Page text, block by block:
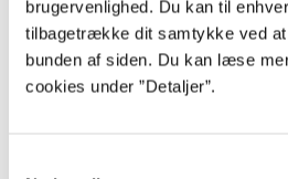
brugervenlighed. Du kan til
tilbagetrække dit samtykke ved at
bunden af siden. Du kan læse
cookies under ”Detaljer”.
Artikler
Alle registrerede artikler fordelt